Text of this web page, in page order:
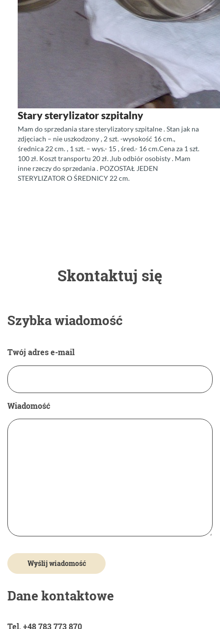
Stary sterylizator szpitalny
Mam do sprzedania stare sterylizatory szpitalne . Stan jak na
zdjęciach – nie uszkodzony , 2 szt. -wysokość 16 cm.,
średnica 22 cm. , 1 szt. – wys.- 15 , śred.- 16 cm.Cena za 1 szt.
100 zł. Koszt transportu 20 zł. ,lub odbiór osobisty . Mam
inne rzeczy do sprzedania . POZOSTAŁ JEDEN
STERYLIZATOR O ŚREDNICY 22 cm.
Skontaktuj się
Szybka wiadomość
Twój adres e-mail
Wiadomość
Dane kontaktowe
Tel. +48 783 773 870